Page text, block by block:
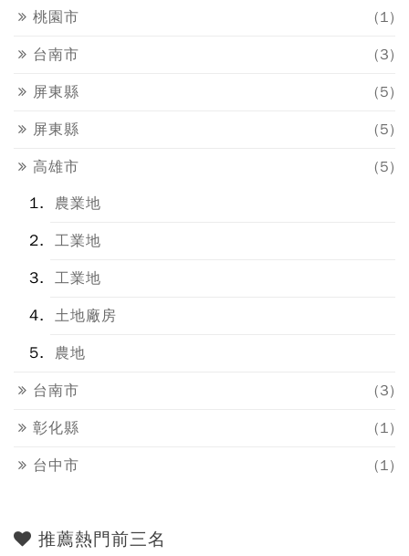
桃園市 (1)
台南市 (3)
屏東縣 (5)
屏東縣 (5)
高雄市
(5)
農業地
工業地
工業地
土地廠房
農地
台南市 (3)
彰化縣 (1)
台中市 (1)
推薦熱門前三名